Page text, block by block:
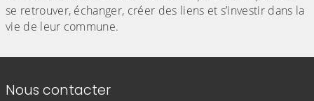
se retrouver, échanger, créer des liens et s’investir dans la
vie de leur commune.
Informations de contact
Nous contacter